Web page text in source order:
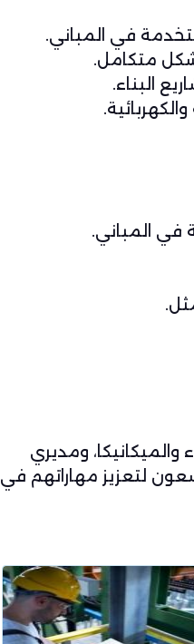
في المباني.
متكامل.
البناء.
في المباني.
ومديري
لتعزيز مهاراتهم في